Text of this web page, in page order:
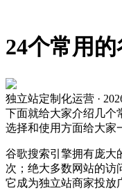
24个常用
独立站定制化运营 ·
下面就给大家介绍几个
选择和使用方面给大家
谷歌搜索引擎拥有庞大
次；绝大多数网站的访
它成为独立站商家投放